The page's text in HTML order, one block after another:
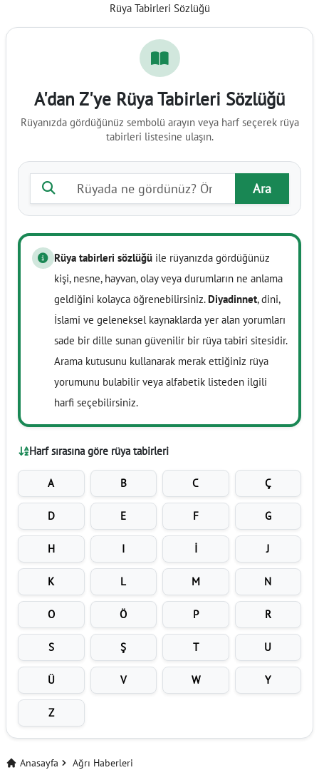
Rüya Tabirleri Sözlüğü
A'dan Z'ye Rüya Tabirleri Sözlüğü
Rüyanızda gördüğünüz sembolü arayın veya harf seçerek rüya
tabirleri listesine ulaşın.
Rüya tabiri ara
Ara
Rüya tabirleri sözlüğü ile rüyanızda gördüğünüz
kişi, nesne, hayvan, olay veya durumların ne anlama
geldiğini kolayca öğrenebilirsiniz. Diyadinnet, dini,
İslami ve geleneksel kaynaklarda yer alan yorumları
sade bir dille sunan güvenilir bir rüya tabiri sitesidir.
Arama kutusunu kullanarak merak ettiğiniz rüya
yorumunu bulabilir veya alfabetik listeden ilgili
harfi seçebilirsiniz.
Harf sırasına göre rüya tabirleri
A B C Ç
D E F G
H I İ J
K L M N
O Ö P R
S Ş T U
Ü V W Y
Z
Anasayfa Ağrı Haberleri